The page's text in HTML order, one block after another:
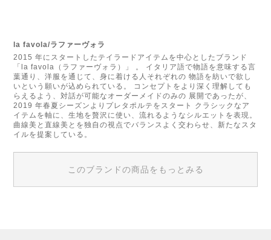
la favola/ラファーヴォラ
2015 年にスタートしたテイラードアイテムを中心としたブランド
「la favola（ラファーヴォラ）」 。 イタリア語で物語を意味する言
葉通り、洋服を通じて、身に着ける人それぞれの 物語を紡いで欲し
いという願いが込められている。 コンセプトをより深く理解しても
らえるよう、対話が可能なオーダーメイドのみの 展開であったが、
2019 年春夏シーズンよりプレタポルテをスタート クラシックなア
イテムを軸に、生地を贅沢に使い、流れるようなシルエットを表現。
曲線美と直線美とを独自の視点でバランスよく交わらせ、新たなスタ
イルを提案している。
このブランドの商品をもっとみる